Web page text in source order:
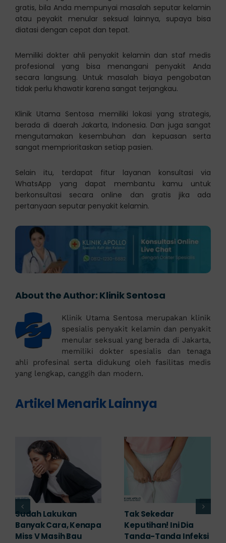
gratis, bila Anda mempunyai masalah seputar kelamin
atau peyakit menular seksual lainnya, supaya bisa
diatasi dengan cepat dan tepat.
Memiliki dokter ahli penyakit kelamin dan staf medis
profesional yang bisa menangani penyakit Anda
secara langsung. Untuk masalah biaya pengobatan
tidak perlu khawatir karena sangat terjangkau.
Klinik Utama Sentosa memiliki lokasi yang strategis,
berada di daerah Jakarta, Indonesia. Dan juga sangat
mengutamakan kesembuhan dan kepuasan serta
sangat memprioritaskan setiap pasien.
Selain itu, terdapat fitur layanan konsultasi via
WhatsApp yang dapat membantu kamu untuk
berkonsultasi secara online dan gratis jika ada
pertanyaan seputar penyakit kelamin.
About the Author: Klinik Sentosa
Klinik Utama Sentosa merupakan klinik
spesialis penyakit kelamin dan penyakit
menular seksual yang berada di Jakarta,
memiliki dokter spesialis dan tenaga
ahli profesinal serta didukung oleh fasilitas medis
yang lengkap, canggih dan modern.
Artikel Menarik Lainnya
Sudah Lakukan
Banyak Cara, Kenapa
Miss V Masih Bau
Tak Sekedar
Keputihan! Ini Dia
Tanda-Tanda Infeksi